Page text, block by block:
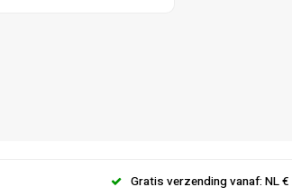
Gratis verzending vanaf: NL €